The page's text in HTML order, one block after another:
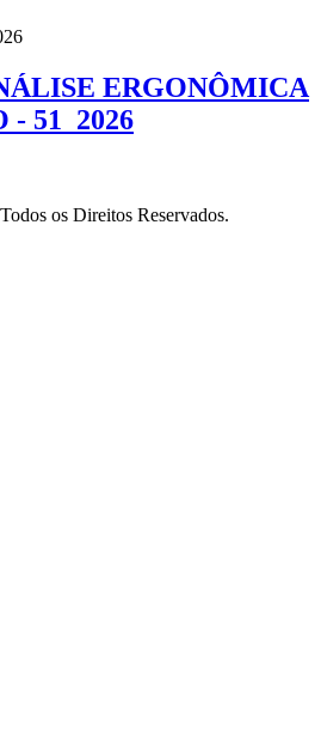
ERGONÔMICA
51_2026
os Direitos Reservados.